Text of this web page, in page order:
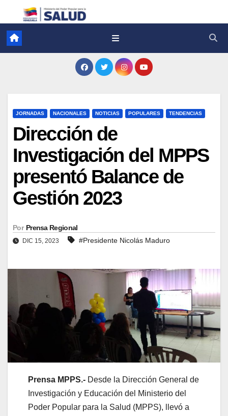
JORNADAS NACIONALES NOTICIAS POPULARES TENDENCIAS
Dirección de
Investigación del MPPS
presentó Balance de
Gestión 2023
Por Prensa Regional
DIC 15, 2023 #Presidente Nicolás Maduro
Prensa MPPS.- Desde la Dirección General de
Investigación y Educación del Ministerio del
Poder Popular para la Salud (MPPS), llevó a